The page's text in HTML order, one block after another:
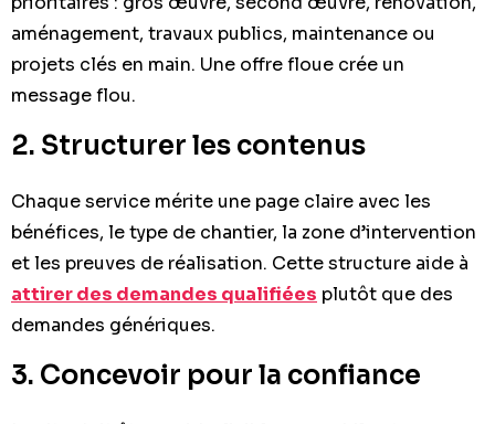
aménagement, travaux publics, maintenance ou
projets clés en main. Une offre floue crée un
message flou.
2. Structurer les contenus
Chaque service mérite une page claire avec les
bénéfices, le type de chantier, la zone d’intervention
et les preuves de réalisation. Cette structure aide à
attirer des demandes qualifiées plutôt que des
demandes génériques.
3. Concevoir pour la confiance